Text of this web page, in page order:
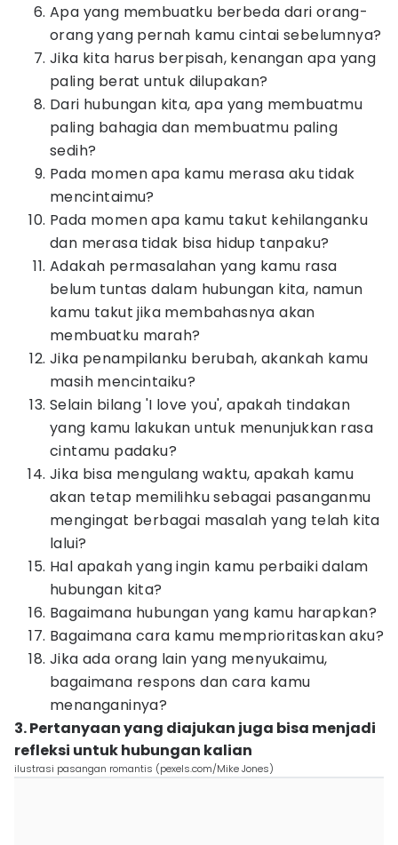
Apa yang membuatku berbeda dari orang-
orang yang pernah kamu cintai sebelumnya?
Jika kita harus berpisah, kenangan apa yang
paling berat untuk dilupakan?
Dari hubungan kita, apa yang membuatmu
paling bahagia dan membuatmu paling
sedih?
Pada momen apa kamu merasa aku tidak
mencintaimu?
Pada momen apa kamu takut kehilanganku
dan merasa tidak bisa hidup tanpaku?
Adakah permasalahan yang kamu rasa
belum tuntas dalam hubungan kita, namun
kamu takut jika membahasnya akan
membuatku marah?
Jika penampilanku berubah, akankah kamu
masih mencintaiku?
Selain bilang 'I love you', apakah tindakan
yang kamu lakukan untuk menunjukkan rasa
cintamu padaku?
Jika bisa mengulang waktu, apakah kamu
akan tetap memilihku sebagai pasanganmu
mengingat berbagai masalah yang telah kita
lalui?
Hal apakah yang ingin kamu perbaiki dalam
hubungan kita?
Bagaimana hubungan yang kamu harapkan?
Bagaimana cara kamu memprioritaskan aku?
Jika ada orang lain yang menyukaimu,
bagaimana respons dan cara kamu
menanganinya?
3. Pertanyaan yang diajukan juga bisa menjadi
refleksi untuk hubungan kalian
ilustrasi pasangan romantis (pexels.com/Mike Jones)